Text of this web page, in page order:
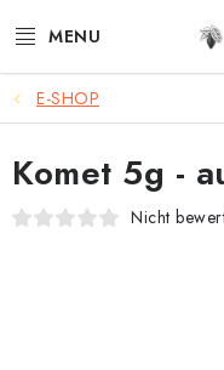
Inhalt
E-SHOP
WERBEARTIKEL
INFORMACE
E-SHOP
Komet 5g -
Nicht